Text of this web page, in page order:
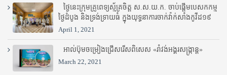
ថ្ងៃនេះក្រុមគ្រូពេទ្យស្ម័គ្រចិត្ត ស.ស.យ.ក. ចាប់ផ្តើមបេសកកម្ម
ថ្ងៃដំបូង និងទ្រង់ទ្រាយធំ ក្នុងយុទ្ធនាការចាក់វ៉ាក់សាំងកូវីដ១៩
April 1, 2021
អាល់ប៊ុមចម្រៀងជ្រើសរើសពិសេស «រាំវង់អង្គរសង្ក្រាន្ត»
March 22, 2021